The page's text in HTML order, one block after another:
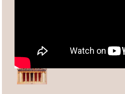
asxetos.gr